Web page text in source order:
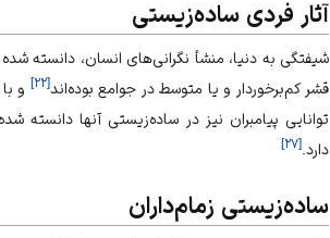
آثار فردی ساده‌زیستی
شیفتگی به دنیا، منشأ نگرانی‌های انسان، دانسته
قشر کم‌برخوردار و یا متوسط در جوامع بوده‌اند[۲۲] و
توانایی پیامبران نیز در ساده‌زیستی آنها دانسته
دارد. [۲۷]
ساده‌زیستی زمام‌داران